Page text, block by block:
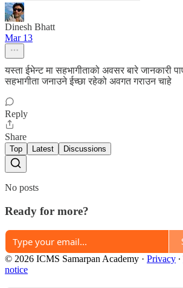
Dinesh Bhatt
Mar 13
यस्ता ईभेन्ट मा सहभागीताको अवसर बारे जानकारी
सहभागीता जनाउने ईच्छा रहेको अवगत गराउन चाहे
Reply
Share
Top Latest Discussions
No posts
Ready for more?
© 2026 ICMS Samarpan Academy · Privacy ∙
notice